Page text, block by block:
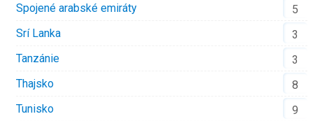
Spojené arabské emiráty
5
Srí Lanka
3
Tanzánie
3
Thajsko
8
Tunisko
9